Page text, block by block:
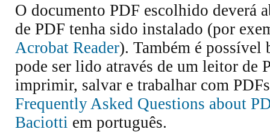
O documento PDF escolhido deverá
de PDF tenha sido instalado (por
Acrobat Reader). Também é possível
pode ser lido através de um leitor de
imprimir, salvar e trabalhar com
Frequently Asked Questions about
Baciotti em português.